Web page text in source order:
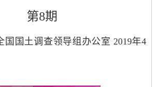
第8期
国国土调查领导组办公室 2019年4